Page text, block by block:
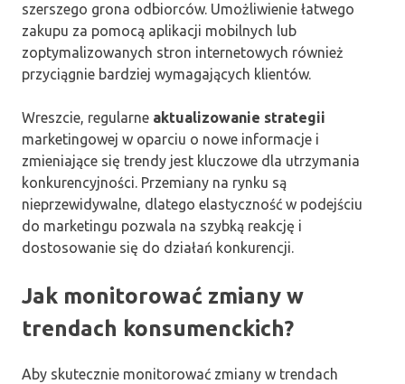
szerszego grona odbiorców. Umożliwienie łatwego
zakupu za pomocą aplikacji mobilnych lub
zoptymalizowanych stron internetowych również
przyciągnie bardziej wymagających klientów.
Wreszcie, regularne aktualizowanie strategii
marketingowej w oparciu o nowe informacje i
zmieniające się trendy jest kluczowe dla utrzymania
konkurencyjności. Przemiany na rynku są
nieprzewidywalne, dlatego elastyczność w podejściu
do marketingu pozwala na szybką reakcję i
dostosowanie się do działań konkurencji.
Jak monitorować zmiany w
trendach konsumenckich?
Aby skutecznie monitorować zmiany w trendach